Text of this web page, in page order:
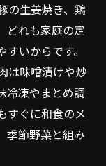
の生姜焼き、鶏
どれも家庭の定
いからです。
は味噌漬けや炒
冷凍やまとめ調
すぐに和食のメ
季節野菜と組み